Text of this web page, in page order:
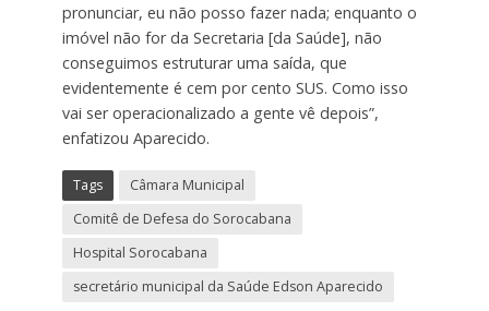
pronunciar, eu não posso fazer nada; enquanto o
imóvel não for da Secretaria [da Saúde], não
conseguimos estruturar uma saída, que
evidentemente é cem por cento SUS. Como isso
vai ser operacionalizado a gente vê depois”,
enfatizou Aparecido.
Tags
Câmara Municipal
Comitê de Defesa do Sorocabana
Hospital Sorocabana
secretário municipal da Saúde Edson Aparecido